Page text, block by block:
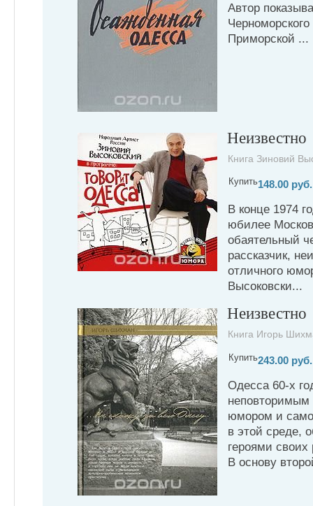
Автор
Приморской ...
Неизвестно
Книга Зиновий
Купить148.00 руб.
В конце 1974
юбилее
обаятельный
рассказчик,
отличного
Высоковски...
Неизвестно
Книга Игорь
Купить243.00 руб.
Одесса 60-х
неповторимым
юмором и
в этой среде,
героями своих
В основу